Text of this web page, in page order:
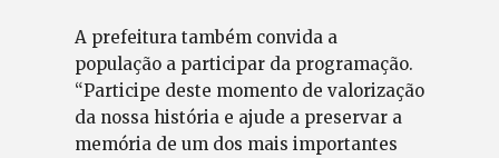
A prefeitura também convida a
população a participar da programação.
“Participe deste momento de valorização
da nossa história e ajude a preservar a
memória de um dos mais importantes